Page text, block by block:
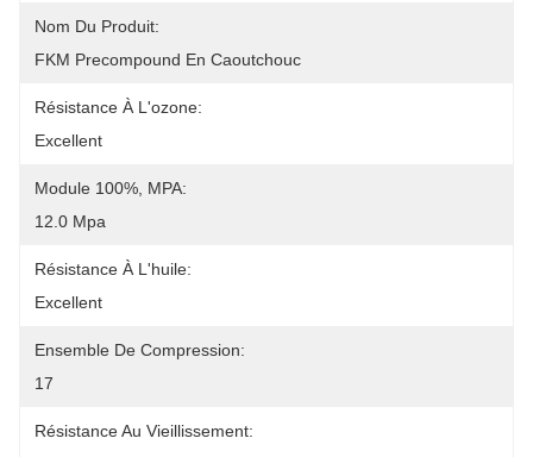
Nom Du Produit:
FKM Precompound En Caoutchouc
Résistance À L'ozone:
Excellent
Module 100%, MPA:
12.0 Mpa
Résistance À L'huile:
Excellent
Ensemble De Compression:
17
Résistance Au Vieillissement: